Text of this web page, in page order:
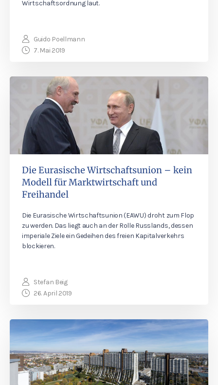
Wirtschaftsordnung laut.
Guido Poellmann
7. Mai 2019
Die Eurasische Wirtschaftsunion – kein
Modell für Marktwirtschaft und
Freihandel
Die Eurasische Wirtschaftsunion (EAWU) droht zum Flop
zu werden. Das liegt auch an der Rolle Russlands, dessen
imperiale Ziele ein Gedeihen des freien Kapitalverkehrs
blockieren.
Stefan Beig
26. April 2019